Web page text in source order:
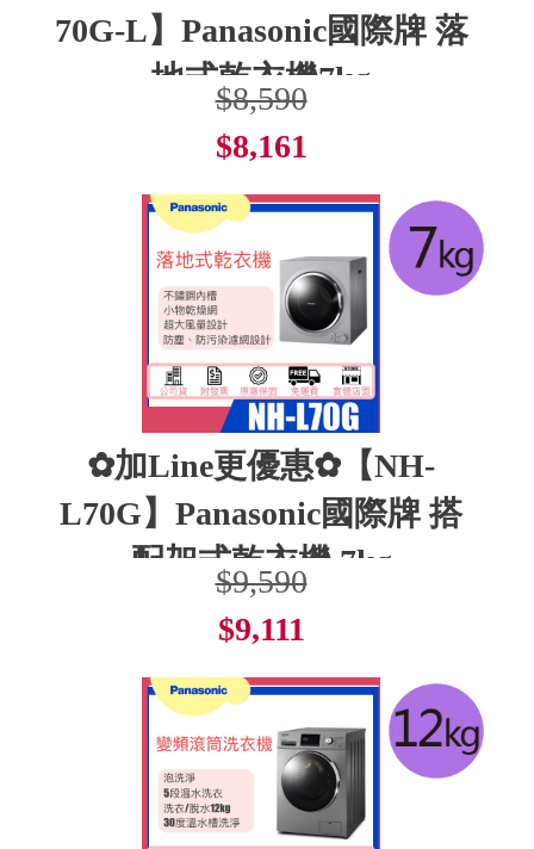
了解更多
70G-L】Panasonic國際牌 落
地式乾衣機7kg
$8,590
$8,161
了解更多
✿加Line更優惠✿【NH-
L70G】Panasonic國際牌 搭
配架式乾衣機 7kg
$9,590
$9,111